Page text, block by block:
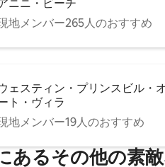
ニニ・ビーチ
地メンバー265人のおすすめ
ェスティン・プリンスビル・
ト・ヴィラ
地メンバー19人のおすすめ
あるその他の素